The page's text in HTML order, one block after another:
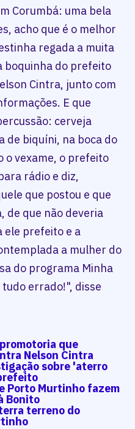
Corumbá: uma bela
acho que é o melhor
regada a muita
boquinha do prefeito
Cintra, junto com
E que
cerveja
de biquíni, na boca do
o vexame, o prefeito
rádio e diz,
que postou e que
de que não deveria
ele prefeito e a
a mulher do
do programa Minha
tudo errado!", disse
que
Nelson Cintra
sobre 'aterro
Porto Murtinho fazem
Bonito
terreno do